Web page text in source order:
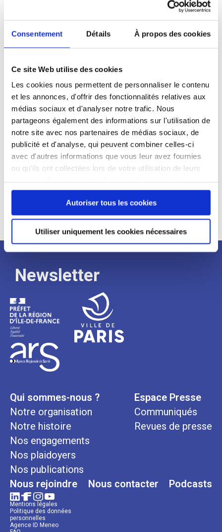
Consentement Détails À propos des cookies
Ce site Web utilise des cookies
Les cookies nous permettent de personnaliser le contenu
et les annonces, d'offrir des fonctionnalités relatives aux
médias sociaux et d'analyser notre trafic. Nous
partageons également des informations sur l'utilisation de
notre site avec nos partenaires de médias sociaux, de
publicité et d'analyse, qui peuvent combiner celles-ci
avec d'autres informations que vous leur avez fournies
ou qu'ils ont collectées lors de votre utilisation de leurs
continuez à utiliser notre site Web.
Autoriser tous les cookies
Utiliser uniquement les cookies nécessaires
Profil du
candidat
Qualifications et diplômes :
Profil recherché :
Expérience :
Processus
de
recrutement
Newsletter
Qui sommes-nous ?
Notre organisation
Notre histoire
Nos engagements
Nos plaidoyers
Nos publications
Espace Presse
Communiqués
Revues de presse
Nous rejoindre Nous contacter Podcasts
Mentions légales
Politique des données
personnelles
Agence ID Meneo